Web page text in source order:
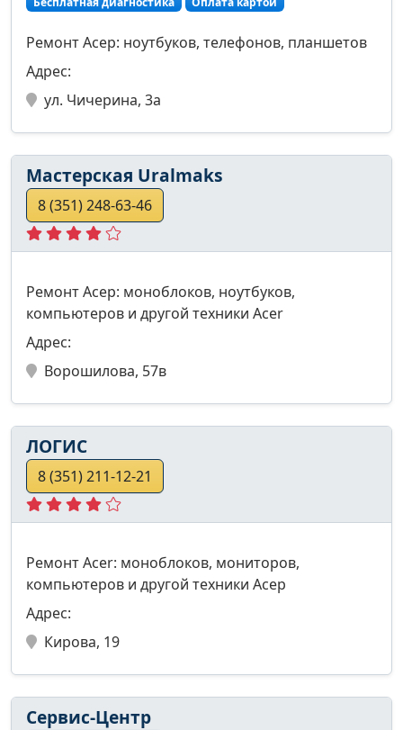
Ремонт Асер: ноутбуков, телефонов, планшетов
Адрес:
ул. Чичерина, 3а
Мастерская Uralmaks
8 (351) 248-63-46
Ремонт Асер: моноблоков, ноутбуков,
компьютеров и другой техники Acer
Адрес:
Ворошилова, 57в
ЛОГИС
8 (351) 211-12-21
Ремонт Acer: моноблоков, мониторов,
компьютеров и другой техники Асер
Адрес:
Кирова, 19
Сервис-Центр